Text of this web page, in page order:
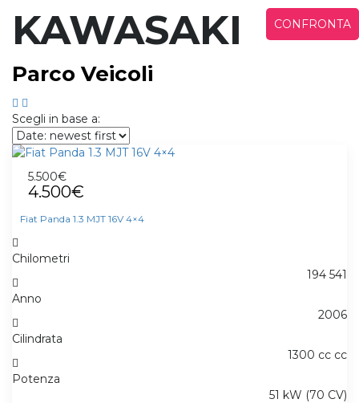
CONFRONTA
KAWASAKI
Parco Veicoli
Scegli in base a:
5.500€
4.500€
Fiat Panda 1.3 MJT 16V 4×4
Chilometri
194 541
Anno
2006
Cilindrata
1300 cc cc
Potenza
51 kW (70 CV)